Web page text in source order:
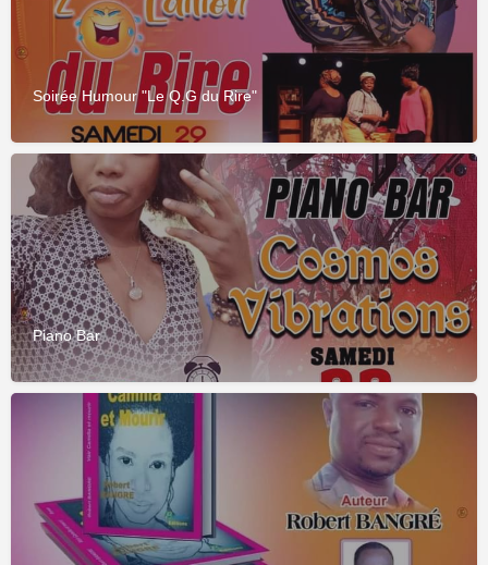
Soirée Humour "Le Q.G du Rire"
Piano Bar